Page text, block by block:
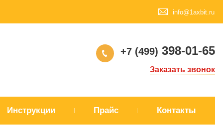
info@1axbit.ru
+7 (499) 398-01-65
Заказать звонок
Инструкции Прайс Контакты